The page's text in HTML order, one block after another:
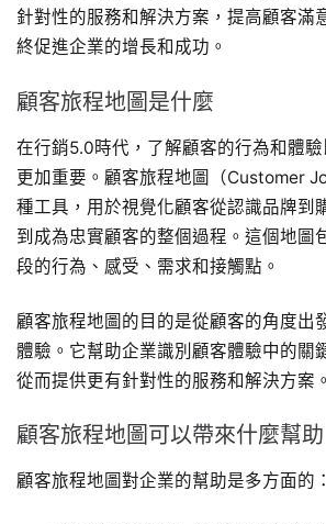
針對性的服務和解決方案，提高顧客滿
終促進企業的增長和成功。
顧客旅程地圖是什麼
在行銷5.0時代，了解顧客的行為和體
更加重要。顧客旅程地圖（Customer
種工具，用於視覺化顧客從認識品牌到
到成為忠實顧客的整個過程。這個地圖
段的行為、感受、需求和接觸點。
顧客旅程地圖的目的是從顧客的角度出
體驗。它幫助企業識別顧客體驗中的關
從而提供更有針對性的服務和解決方案。
顧客旅程地圖可以帶來什麼幫助
顧客旅程地圖對企業的幫助是多方面的：